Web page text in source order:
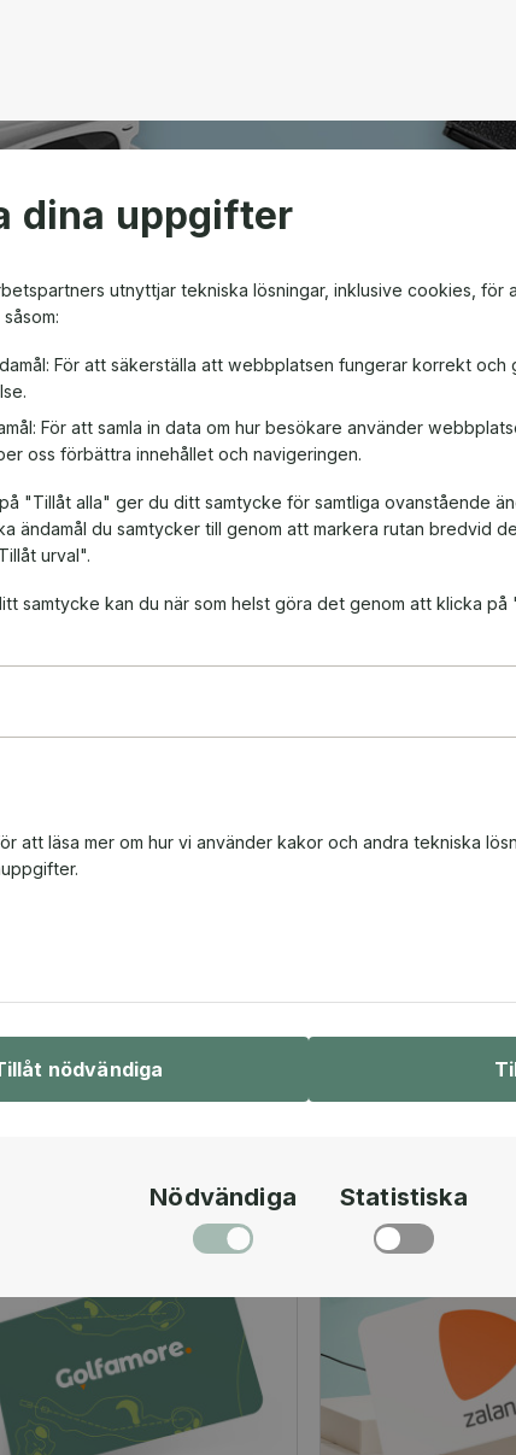
dina uppgifter
utnyttjar tekniska lösningar, inklusive cookies, för
För att säkerställa att webbplatsen fungerar korrekt och
För att samla in data om hur besökare använder
oss förbättra innehållet och navigeringen.
"Tillåt alla" ger du ditt samtycke för samtliga ovanstående
ändamål du samtycker till genom att markera rutan bredvid
urval".
samtycke kan du när som helst göra det genom att klicka
att läsa mer om hur vi använder kakor och andra tekniska
nödvändiga
Nödvändiga Statistiska
som ger friheten att välja
Oavsett om det är till
är ett presentkort en